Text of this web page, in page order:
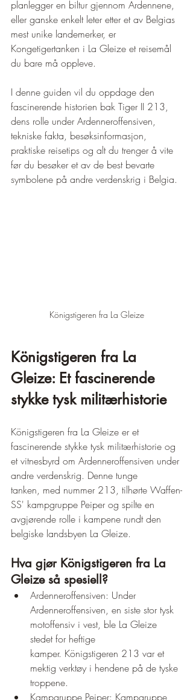
planlegger en biltur gjennom Ardennene,
eller ganske enkelt leter etter et av Belgias
mest unike landemerker, er
Kongetigertanken i La Gleize et reisemål
du bare må oppleve.
I denne guiden vil du oppdage den
fascinerende historien bak Tiger II 213,
dens rolle under Ardenneroffensiven,
tekniske fakta, besøksinformasjon,
praktiske reisetips og alt du trenger å vite
før du besøker et av de best bevarte
symbolene på andre verdenskrig i Belgia.
Königstigeren fra La Gleize
Königstigeren fra La
Gleize: Et fascinerende
stykke tysk militærhistorie
Königstigeren fra La Gleize er et
fascinerende stykke tysk militærhistorie og
et vitnesbyrd om Ardenneroffensiven under
andre verdenskrig. Denne tunge
tanken, med nummer 213, tilhørte Waffen-
SS' kampgruppe Peiper og spilte en
avgjørende rolle i kampene rundt den
belgiske landsbyen La Gleize.
Hva gjør Königstigeren fra La
Gleize så spesiell?
Ardenneroffensiven: Under
Ardenneroffensiven, en siste stor tysk
motoffensiv i vest, ble La Gleize
stedet for heftige
kamper. Königstigeren 213 var et
mektig verktøy i hendene på de tyske
troppene.
Kampgruppe Peiper: Kampgruppe